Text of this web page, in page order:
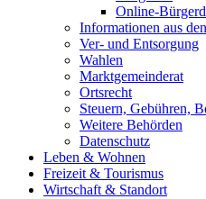
Online-
Informationen aus
Ver- und Entsorgung
Wahlen
Marktgemeinderat
Ortsrecht
Steuern, Gebühren,
Weitere Behörden
Datenschutz
Leben & Wohnen
Freizeit & Tourismus
Wirtschaft & Standort